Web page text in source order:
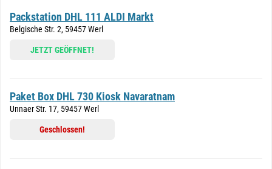
Packstation DHL 111 ALDI Markt
Belgische Str. 2, 59457 Werl
JETZT GEÖFFNET!
Paket Box DHL 730 Kiosk Navaratnam
Unnaer Str. 17, 59457 Werl
Geschlossen!